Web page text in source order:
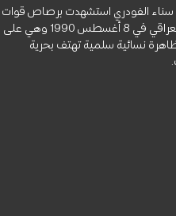
سناء الفودري استشهدت برصاص قوات
الغزو العراقي في 8 أغسطس 1990 وهي على
نسائية سلمية تهتف بحرية